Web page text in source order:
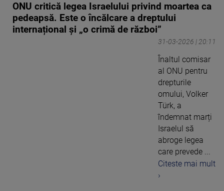
ONU critică legea Israelului privind moartea ca
pedeapsă. Este o încălcare a dreptului
internațional și „o crimă de război”
31-03-2026 | 20:11
Înaltul comisar
al ONU pentru
drepturile
omului, Volker
Türk, a
îndemnat marți
Israelul să
abroge legea
care prevede ...
Citeste mai mult
›